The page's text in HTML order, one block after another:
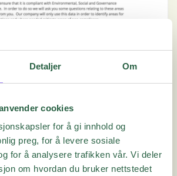
Detaljer Om
cookies
for å gi innhold og
preg, for å levere sosiale
for å analysere trafikken vår. Vi deler
om hvordan du bruker nettstedet
vil vise følgende data:
(hvis den inneholder data)